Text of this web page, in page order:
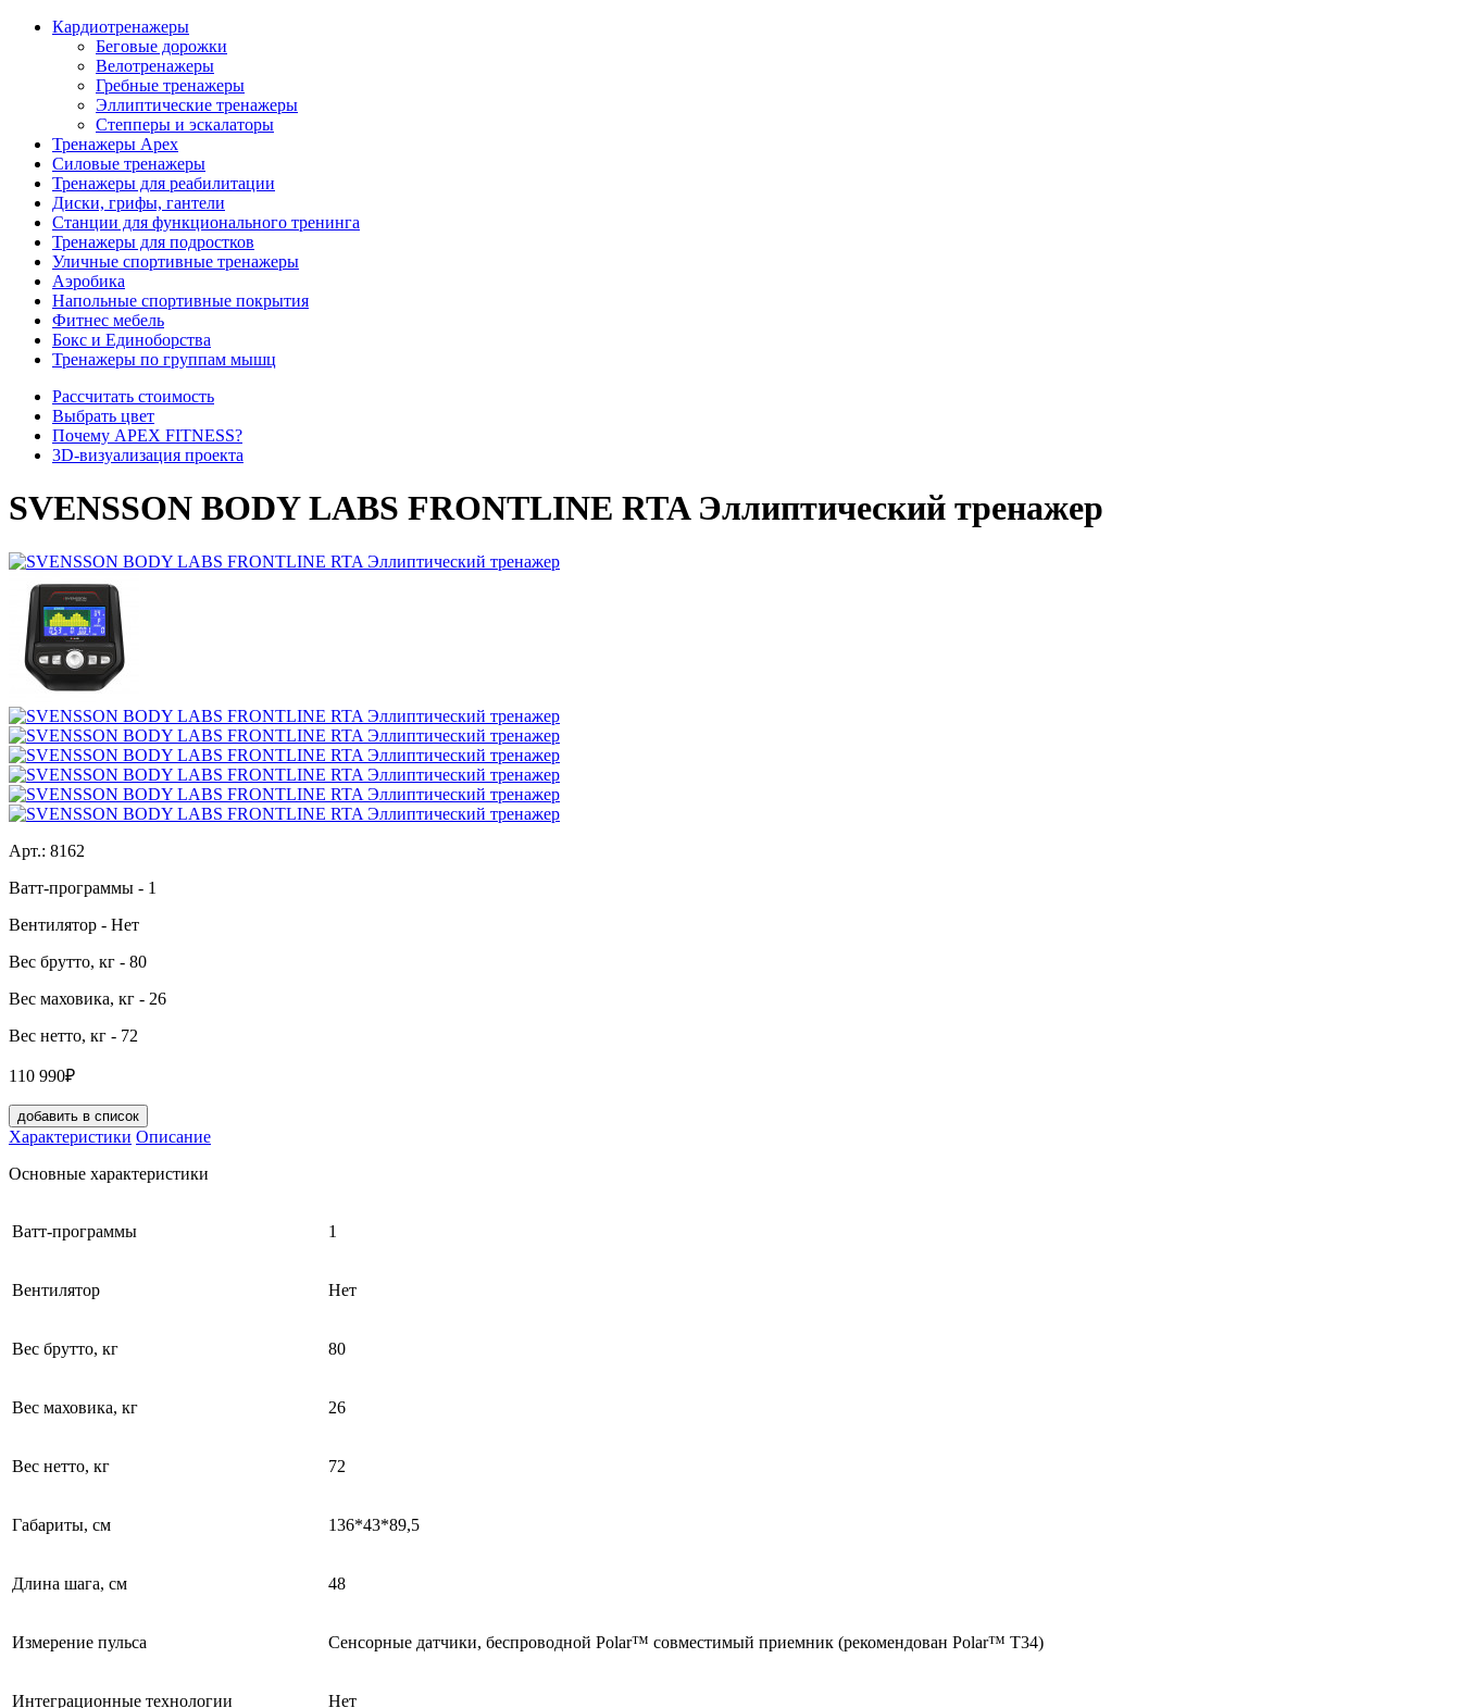
Кардиотренажеры
Беговые дорожки
Велотренажеры
Гребные тренажеры
Эллиптические тренажеры
Степперы и эскалаторы
Тренажеры Apex
Силовые тренажеры
Тренажеры для реабилитации
Диски, грифы, гантели
Станции для функционального тренинга
Тренажеры для подростков
Уличные спортивные тренажеры
Аэробика
Напольные спортивные покрытия
Фитнес мебель
Бокс и Единоборства
Тренажеры по группам мышц
Рассчитать стоимость
Выбрать цвет
Почему APEX FITNESS?
3D-визуализация проекта
SVENSSON BODY LABS FRONTLINE RTA Эллиптический тренажер
Арт.: 8162
Ватт-программы - 1
Вентилятор - Нет
Вес брутто, кг - 80
Вес маховика, кг - 26
Вес нетто, кг - 72
110 990₽
добавить в список
Характеристики Описание
Основные характеристики
Ватт-программы 1
Вентилятор Нет
Вес брутто, кг 80
Вес маховика, кг 26
Вес нетто, кг 72
Габариты, см 136*43*89,5
Длина шага, см 48
Измерение пульса Сенсорные датчики, беспроводной Polar™ совместимый приемник (рекомендован Polar™ T34)
Интеграционные технологии Нет